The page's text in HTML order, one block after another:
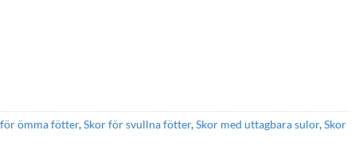
ömma fötter,Skor för svullna fötter,Skor med uttagbara sulor,Skor